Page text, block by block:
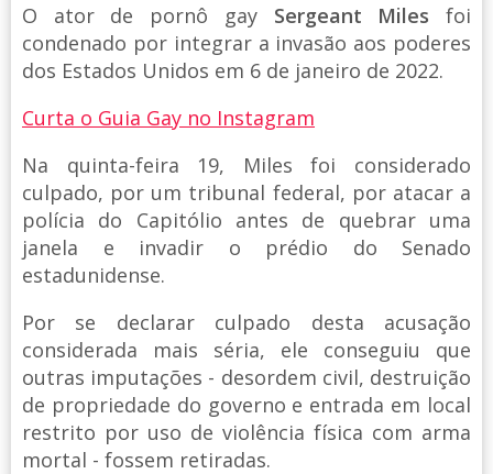
O ator de pornô gay Sergeant Miles foi
condenado por integrar a invasão aos poderes
dos Estados Unidos em 6 de janeiro de 2022.
Curta o Guia Gay no Instagram
Na quinta-feira 19, Miles foi considerado
culpado, por um tribunal federal, por atacar a
polícia do Capitólio antes de quebrar uma
janela e invadir o prédio do Senado
estadunidense.
Por se declarar culpado desta acusação
considerada mais séria, ele conseguiu que
outras imputações - desordem civil, destruição
de propriedade do governo e entrada em local
restrito por uso de violência física com arma
mortal - fossem retiradas.